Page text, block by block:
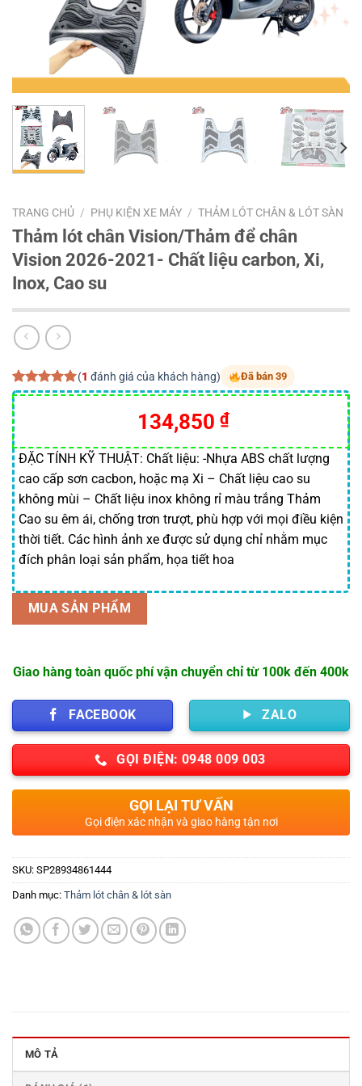
TRANG CHỦ / PHỤ KIỆN XE MÁY / THẢM LÓT CHÂN & LÓT SÀN
Thảm lót chân Vision/Thảm để chân
Vision 2026-2021- Chất liệu carbon, Xi,
Inox, Cao su
5.00trên 5
dựa trên
1
đánh giá
(1 đánh giá của khách hàng) Đã bán 39
Giá
gốc
là:
145,000 ₫.
134,850 ₫Giá
hiện
tại
là:
134,850 ₫.
ĐẶC TÍNH KỸ THUẬT: Chất liệu: -Nhựa ABS chất lượng
cao cấp sơn cacbon, hoặc mạ Xi – Chất liệu cao su
không mùi – Chất liệu inox không rỉ màu trắng Thảm
Cao su êm ái, chống trơn trượt, phù hợp với mọi điều kiện
thời tiết. Các hình ảnh xe được sử dụng chỉ nhằm mục
đích phân loại sản phẩm, họa tiết hoa
MUA SẢN PHẨM
Giao hàng toàn quốc phí vận chuyển chỉ từ 100k đến 400k
FACEBOOK ZALO
GỌI ĐIỆN: 0948 009 003
GỌI LẠI TƯ VẤN
Gọi điện xác nhận và giao hàng tận nơi
SKU: SP28934861444
Danh mục: Thảm lót chân & lót sàn
MÔ TẢ